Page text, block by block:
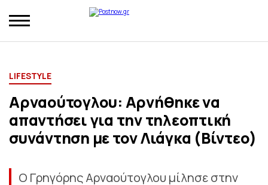
LIFESTYLE
Αρναούτογλου: Αρνήθηκε να
απαντήσει για την τηλεοπτική
συνάντηση με τον Λιάγκα (Βίντεο)
Ο Γρηγόρης Αρναούτογλου μίλησε στην